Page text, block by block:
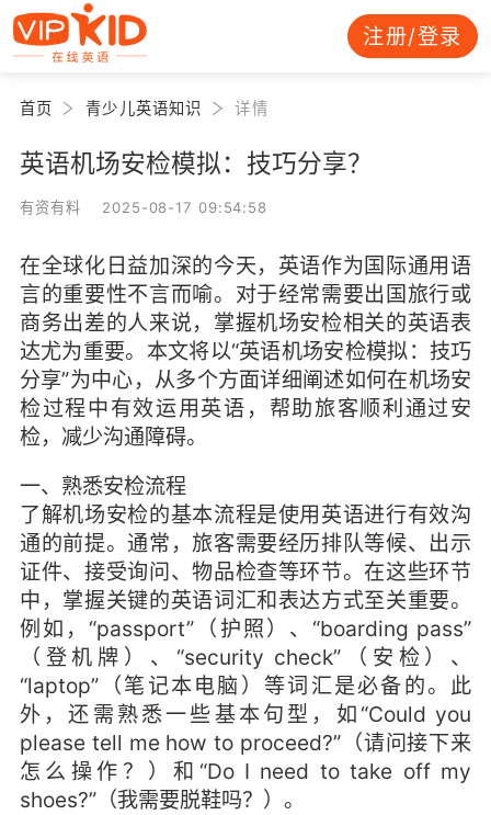
注册/登录
首页 青少儿英语知识 详情
英语机场安检模拟：技巧分享？
有资有料 2025-08-17 09:54:58
在全球化日益加深的今天，英语作为国际通用语
言的重要性不言而喻。对于经常需要出国旅行或
商务出差的人来说，掌握机场安检相关的英语表
达尤为重要。本文将以“英语机场安检模拟：技巧
分享”为中心，从多个方面详细阐述如何在机场安
检过程中有效运用英语，帮助旅客顺利通过安
检，减少沟通障碍。
一、熟悉安检流程
了解机场安检的基本流程是使用英语进行有效沟
通的前提。通常，旅客需要经历排队等候、出示
证件、接受询问、物品检查等环节。在这些环节
中，掌握关键的英语词汇和表达方式至关重要。
例如，“passport”（护照）、“boarding pass”
（登机牌）、“security check”（安检）、
“laptop”（笔记本电脑）等词汇是必备的。此
外，还需熟悉一些基本句型，如“Could you
please tell me how to proceed?”（请问接下来
怎么操作？）和“Do I need to take off my
shoes?”（我需要脱鞋吗？）。